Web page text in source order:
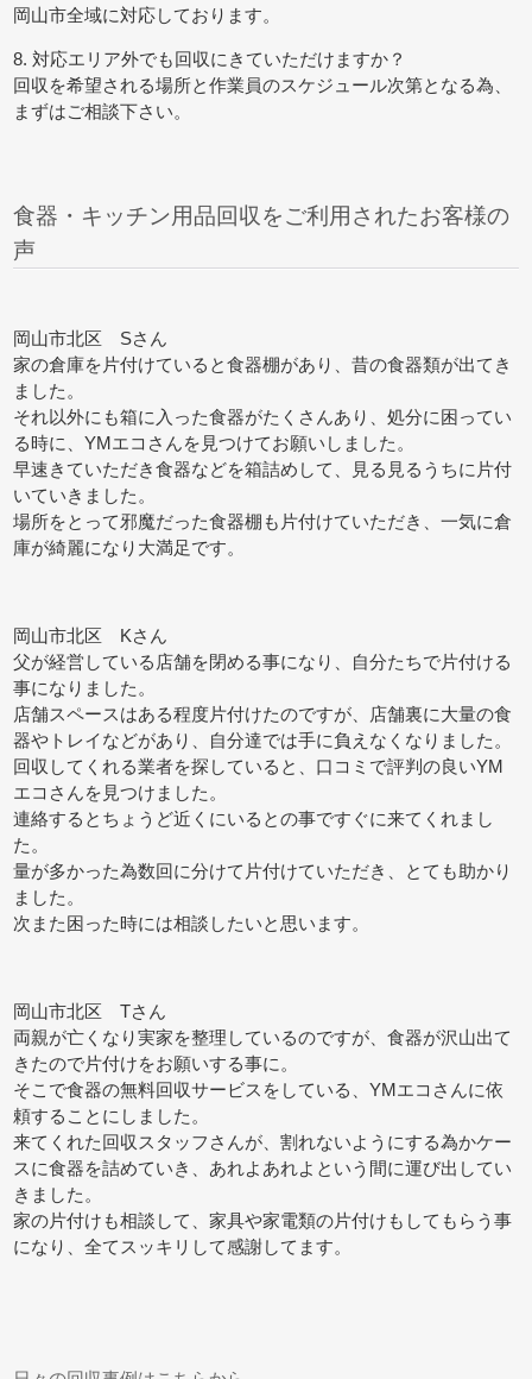
岡山市全域に対応しております。
8. 対応エリア外でも回収にきていただけますか？
回収を希望される場所と作業員のスケジュール次第となる為、
まずはご相談下さい。
食器・キッチン用品回収をご利用されたお客様の
声
岡山市北区 Sさん
家の倉庫を片付けていると食器棚があり、昔の食器類が出てき
ました。
それ以外にも箱に入った食器がたくさんあり、処分に困ってい
る時に、YMエコさんを見つけてお願いしました。
早速きていただき食器などを箱詰めして、見る見るうちに片付
いていきました。
場所をとって邪魔だった食器棚も片付けていただき、一気に倉
庫が綺麗になり大満足です。
岡山市北区 Kさん
父が経営している店舗を閉める事になり、自分たちで片付ける
事になりました。
店舗スペースはある程度片付けたのですが、店舗裏に大量の食
器やトレイなどがあり、自分達では手に負えなくなりました。
回収してくれる業者を探していると、口コミで評判の良いYM
エコさんを見つけました。
連絡するとちょうど近くにいるとの事ですぐに来てくれまし
た。
量が多かった為数回に分けて片付けていただき、とても助かり
ました。
次また困った時には相談したいと思います。
岡山市北区 Tさん
両親が亡くなり実家を整理しているのですが、食器が沢山出て
きたので片付けをお願いする事に。
そこで食器の無料回収サービスをしている、YMエコさんに依
頼することにしました。
来てくれた回収スタッフさんが、割れないようにする為かケー
スに食器を詰めていき、あれよあれよという間に運び出してい
きました。
家の片付けも相談して、家具や家電類の片付けもしてもらう事
になり、全てスッキリして感謝してます。